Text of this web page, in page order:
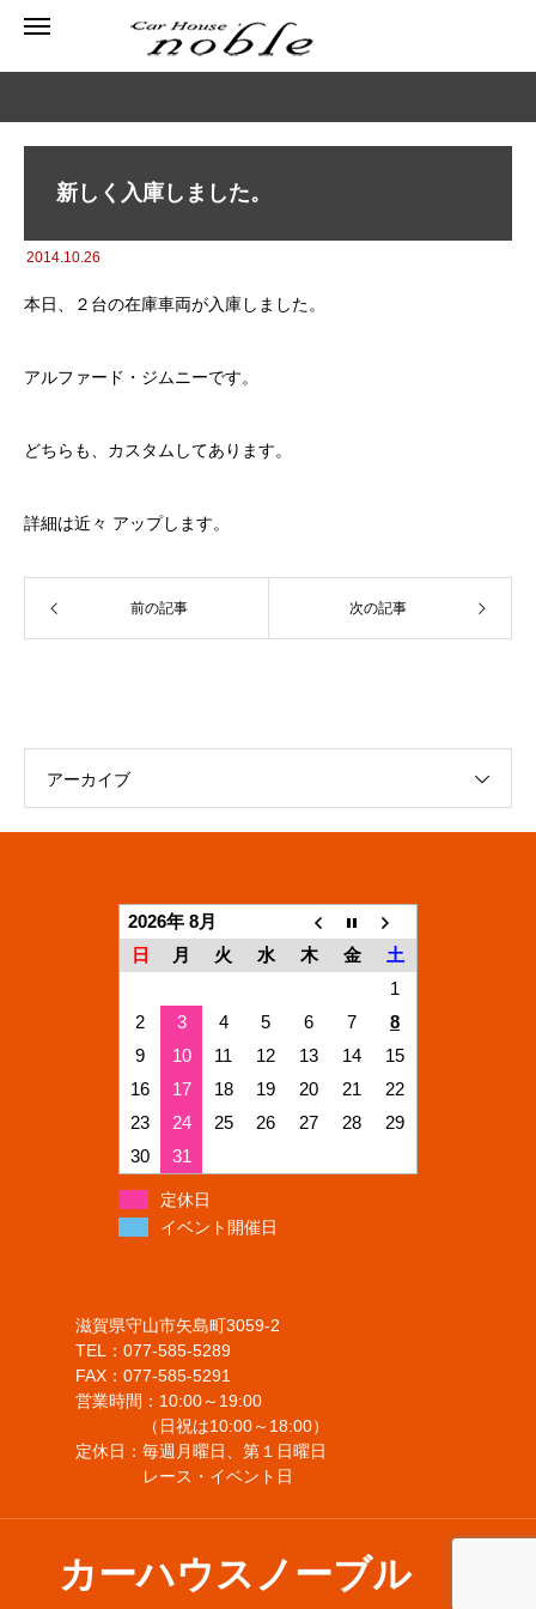
新しく入庫しました。
2014.10.26
本日、２台の在庫車両が入庫しました。
アルファード・ジムニーです。
どちらも、カスタムしてあります。
詳細は近々 アップします。
前の記事 次の記事
アーカイブ
2026年 8月
日
月 火 水 木 金
土
1
2
3 4 5 6 7
8
9
10 11 12 13 14
15
16
17 18 19 20 21
22
23
24 25 26 27 28
29
30
31
定休日
イベント開催日
滋賀県守山市矢島町3059-2
TEL：077-585-5289
FAX：077-585-5291
営業時間：10:00～19:00
（日祝は10:00～18:00）
定休日：毎週月曜日、第１日曜日
レース・イベント日
カーハウスノーブル